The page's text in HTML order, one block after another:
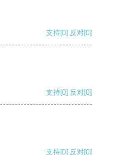
支持[0] 反对[0]
支持[0] 反对[0]
支持[0] 反对[0]